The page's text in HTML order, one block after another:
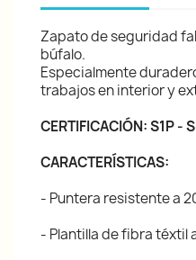
Zapato de seguridad
búfalo.
Especialmente
trabajos en interior y
CERTIFICACIÓN: S1P -
CARACTERÍSTICAS:
- Puntera resistente a
- Plantilla de fibra